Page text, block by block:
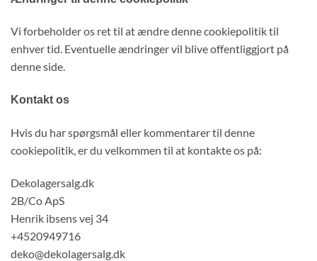
Vi forbeholder os ret til at ændre denne cookiepolitik til
enhver tid. Eventuelle ændringer vil blive offentliggjort på
denne side.
Kontakt os
Hvis du har spørgsmål eller kommentarer til denne
cookiepolitik, er du velkommen til at kontakte os på:
Dekolagersalg.dk
2B/Co ApS
Henrik ibsens vej 34
+4520949716
deko@dekolagersalg.dk